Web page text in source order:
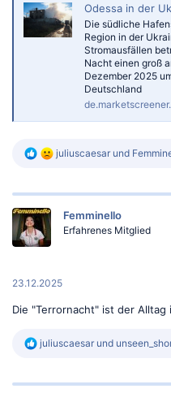
Odessa in der Ukraine leidet
Die südliche
Region in der
Stromausfällen
Nacht einen groß
Dezember 2025
Deutschland
R
k
:
juliuscaesar und
Femminello
Erfahrenes Mitglied
23.12.2025
Die "Terrornacht" ist der Alltag
R
k
juliuscaesar und